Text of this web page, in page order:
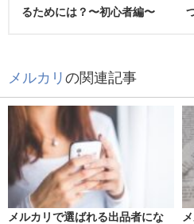
るためには？〜初心者編〜
メルカリ の関連記事
メルカリで選ばれる出品者にな